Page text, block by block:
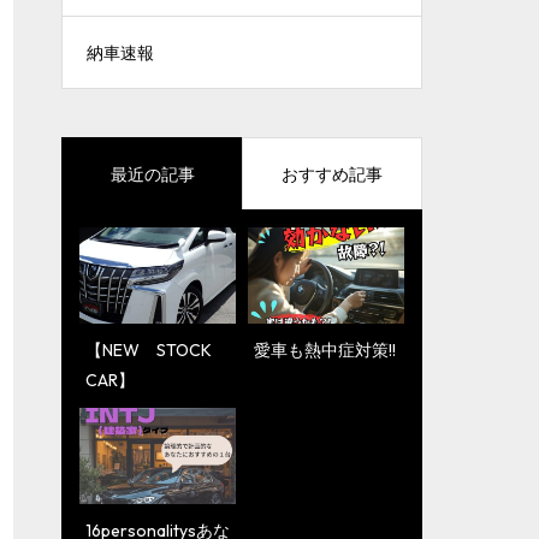
納車速報
最近の記事 おすすめ記事
【NEW STOCK
CAR】
愛車も熱中症対策!!
16personalitysあな
【YouTube更新情
報】
【YouTube更新情